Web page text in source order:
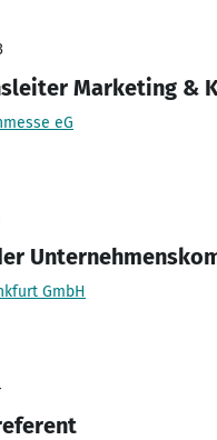
Marketing &
eG
GmbH